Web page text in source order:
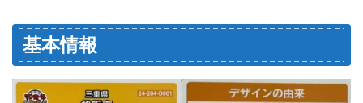
基本情報